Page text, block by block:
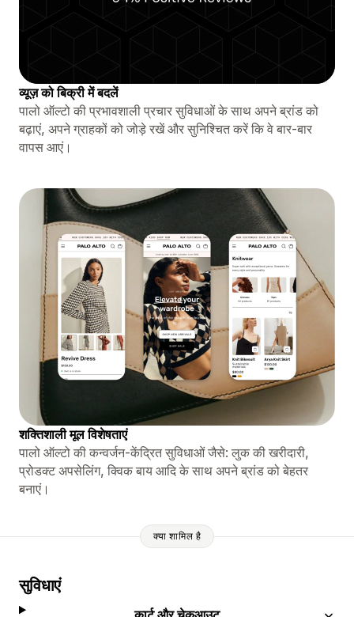
व्यूज़ को बिक्री में बदलें
पालो ऑल्टो की प्रभावशाली प्रचार सुविधाओं के साथ अपने ब्रांड को
बढ़ाएं, अपने ग्राहकों को जोड़े रखें और सुनिश्चित करें कि वे बार-बार
वापस आएं।
शक्तिशाली मूल विशेषताएं
पालो ऑल्टो की कन्वर्जन-केंद्रित सुविधाओं जैसे: लुक की खरीदारी,
प्रोडक्ट अपसेलिंग, क्विक बाय आदि के साथ अपने ब्रांड को बेहतर
बनाएं।
क्या शामिल है
सुविधाएं